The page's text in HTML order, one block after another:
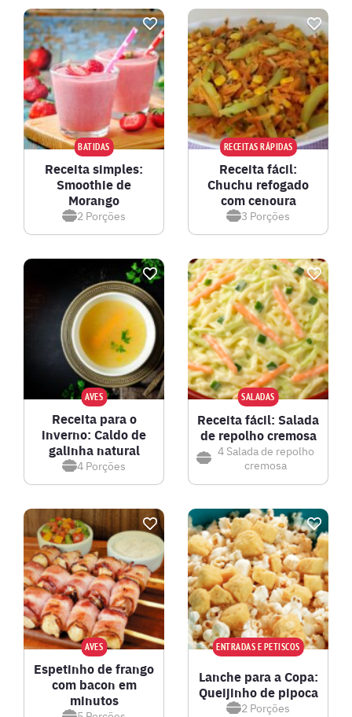
BATIDAS
Receita simples:
Smoothie de
Morango
2 Porções
RECEITAS RÁPIDAS
Receita fácil:
Chuchu refogado
com cenoura
3 Porções
AVES
Receita para o
inverno: Caldo de
galinha natural
4 Porções
SALADAS
Receita fácil: Salada
de repolho cremosa
4 Salada de repolho
cremosa
AVES
Espetinho de frango
com bacon em
minutos
ENTRADAS E PETISCOS
Lanche para a Copa:
Queijinho de pipoca
2 Porções